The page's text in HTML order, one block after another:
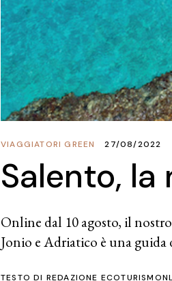
VIAGGIATORI GREEN 27/08/2022
Salento, la
Online dal 10 agosto, il
Jonio e Adriatico è una
TESTO DI REDAZIONE